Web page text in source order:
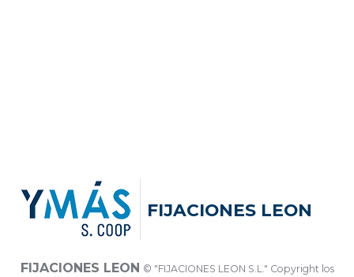
FIJACIONES LEON
FIJACIONES LEON © "FIJACIONES LEON S.L." Copyright los